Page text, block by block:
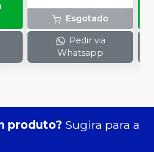
Esgotado
Pedir via
Whatsapp
produto? Sugira para a